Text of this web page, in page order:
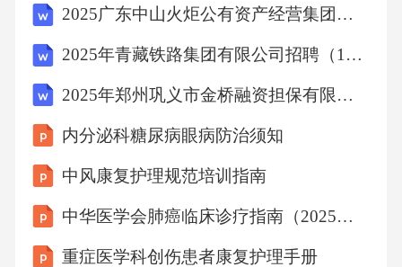
2025广东中山火炬公有资产经营集团有限公司招聘区属企业高级经营管理人员2人笔试历年难易错考点试卷带答案解析
2025年青藏铁路集团有限公司招聘（172人）笔试历年典型考点题库附带答案详解
2025年郑州巩义市金桥融资担保有限公司公开招聘3名笔试历年难易错考点试卷带答案解析
内分泌科糖尿病眼病防治须知
中风康复护理规范培训指南
中华医学会肺癌临床诊疗指南（2025版）解读课件
重症医学科创伤患者康复护理手册